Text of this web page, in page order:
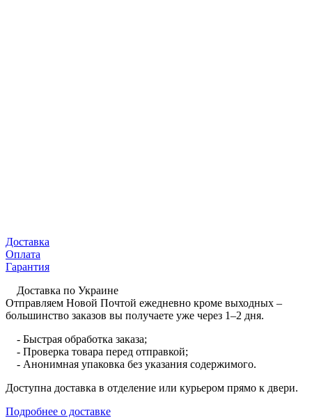
Доставка
Оплата
Гарантия
Доставка по Украине
Отправляем Новой Почтой ежедневно кроме выходных –
большинство заказов вы получаете уже через 1–2 дня.
- Быстрая обработка заказа;
- Проверка товара перед отправкой;
- Анонимная упаковка без указания содержимого.
Доступна доставка в отделение или курьером прямо к двери.
Подробнее о доставке